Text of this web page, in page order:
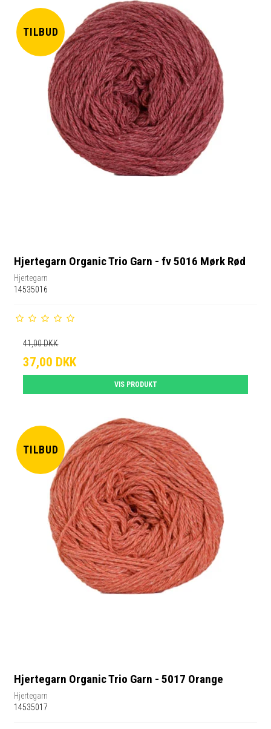
TILBUD
Hjertegarn Organic Trio Garn - fv 5016 Mørk Rød
Hjertegarn
14535016
41,00 DKK
37,00 DKK
VIS PRODUKT
TILBUD
Hjertegarn Organic Trio Garn - 5017 Orange
Hjertegarn
14535017